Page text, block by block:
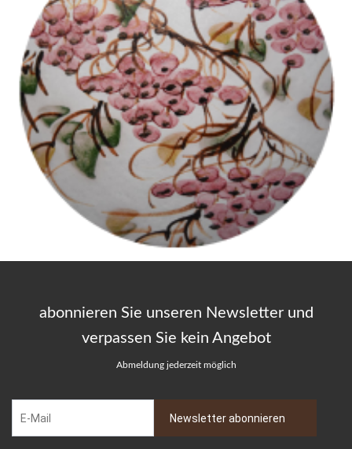
abonnieren Sie unseren Newsletter und
verpassen Sie kein Angebot
Abmeldung jederzeit möglich